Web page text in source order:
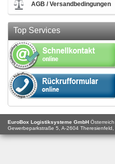
AGB / Versandbedingungen
Top Services
EuroBox Logistiksysteme GmbH Österreich
Gewerbeparkstraße 5, A-2604 Theresienfeld,